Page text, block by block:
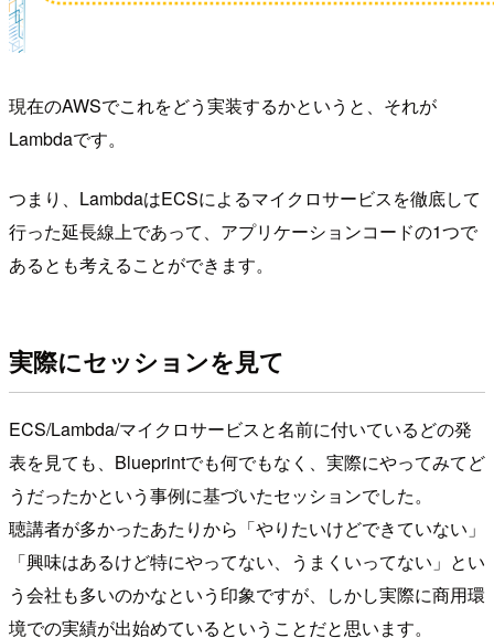
現在のAWSでこれをどう実装するかというと、それが
Lambdaです。
つまり、LambdaはECSによるマイクロサービスを徹底して
行った延長線上であって、アプリケーションコードの1つで
あるとも考えることができます。
実際にセッションを見て
ECS/Lambda/マイクロサービスと名前に付いているどの発
表を見ても、Blueprintでも何でもなく、実際にやってみてど
うだったかという事例に基づいたセッションでした。
聴講者が多かったあたりから「やりたいけどできていない」
「興味はあるけど特にやってない、うまくいってない」とい
う会社も多いのかなという印象ですが、しかし実際に商用環
境での実績が出始めているということだと思います。